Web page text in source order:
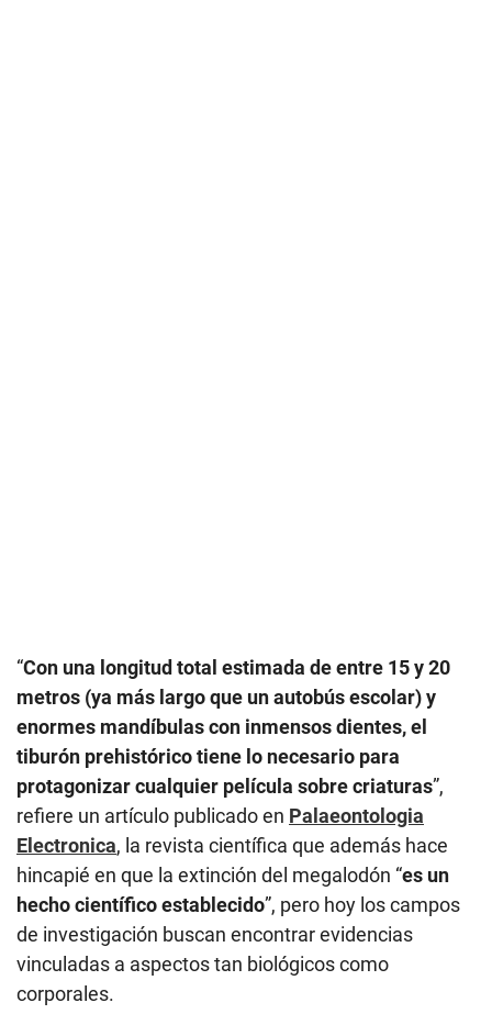
“Con una longitud total estimada de entre 15 y 20
metros (ya más largo que un autobús escolar) y
enormes mandíbulas con inmensos dientes, el
tiburón prehistórico tiene lo necesario para
protagonizar cualquier película sobre criaturas”,
refiere un artículo publicado en Palaeontologia
Electronica, la revista científica que además hace
hincapié en que la extinción del megalodón “es un
hecho científico establecido”, pero hoy los campos
de investigación buscan encontrar evidencias
vinculadas a aspectos tan biológicos como
corporales.